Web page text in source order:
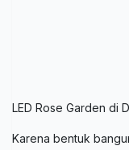
LED Rose Garden di
Karena bentuk